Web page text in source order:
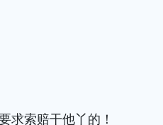
求索赔干他丫的！